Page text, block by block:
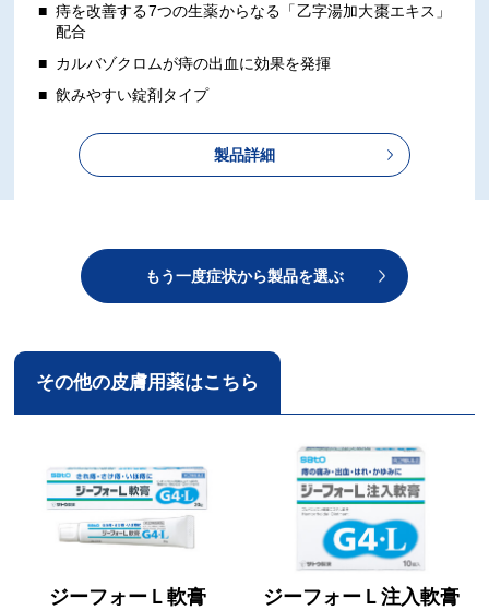
痔を改善する7つの生薬からなる「乙字湯加大棗エキス」
配合
カルバゾクロムが痔の出血に効果を発揮
飲みやすい錠剤タイプ
製品詳細
もう一度症状から製品を選ぶ
その他の皮膚用薬はこちら
ジーフォーＬ軟膏 ジーフォーＬ注入軟膏